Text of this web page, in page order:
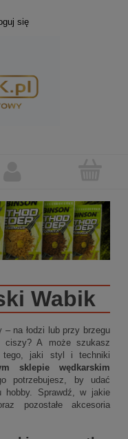
się
Wabik
– na łodzi lub przy brzegu
ciszy? A może szukasz
tego, jaki styl i techniki
sklepie wędkarskim
potrzebujesz, by udać
hobby. Sprawdź, w jakie
pozostałe akcesoria